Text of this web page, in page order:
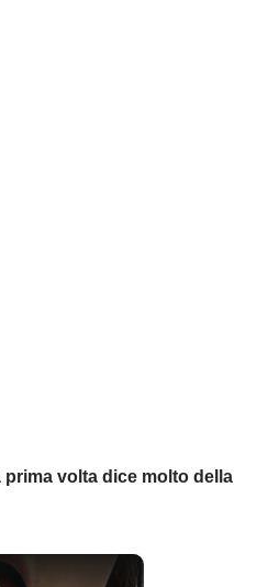
volta dice molto della